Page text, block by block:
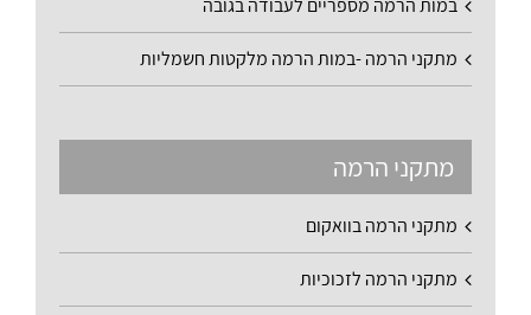
במות הרמה מספריים לעבודה בגובה
מתקני הרמה -במות הרמה מלקטות חשמליות
מתקני הרמה
מתקני הרמה בוואקום
מתקני הרמה לזכוכיות